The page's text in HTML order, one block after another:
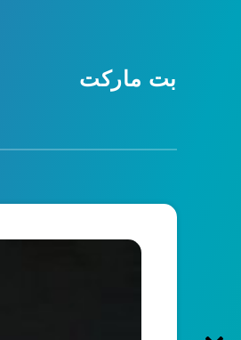
بت مارکت